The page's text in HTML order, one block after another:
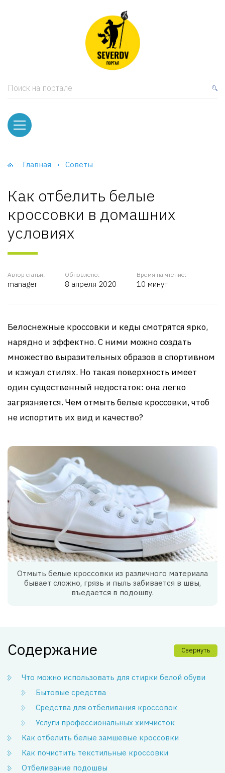
Поиск на портале
Главная Советы
Как отбелить белые
кроссовки в домашних
условиях
Автор статьи:
manager
Обновлено:
8 апреля 2020
Время на чтение:
10 минут
Белоснежные кроссовки и кеды смотрятся ярко,
нарядно и эффектно. С ними можно создать
множество выразительных образов в спортивном
и кэжуал стилях. Но такая поверхность имеет
один существенный недостаток: она легко
загрязняется. Чем отмыть белые кроссовки, чтоб
не испортить их вид и качество?
Отмыть белые кроссовки из различного материала
бывает сложно, грязь и пыль забивается в швы,
въедается в подошву.
Содержание Свернуть
Что можно использовать для стирки белой обуви
Бытовые средства
Средства для отбеливания кроссовок
Услуги профессиональных химчисток
Как отбелить белые замшевые кроссовки
Как почистить текстильные кроссовки
Отбеливание подошвы
и тумбы
и Шкафы-Купе